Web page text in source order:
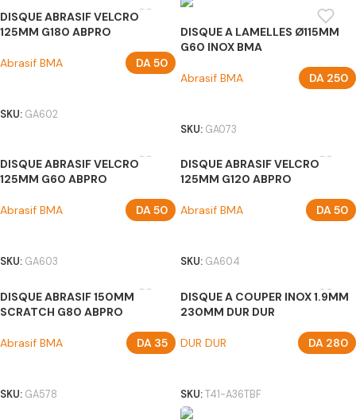
DISQUE ABRASIF VELCRO
125MM G180 ABPRO
Abrasif BMA DA50
SKU: GA602
DISQUE A LAMELLES Ø115MM
G60 INOX BMA
Abrasif BMA DA 250
SKU: GA073
DISQUE ABRASIF VELCRO
125MM G60 ABPRO
Abrasif BMA DA50
SKU: GA603
DISQUE ABRASIF VELCRO
125MM G120 ABPRO
Abrasif BMA DA50
SKU: GA604
DISQUE ABRASIF 150MM
SCRATCH G80 ABPRO
Abrasif BMA DA 35
SKU: GA578
DISQUE A COUPER INOX 1.9MM
230MM DUR DUR
DUR DUR DA 280
SKU:T41-A36TBF